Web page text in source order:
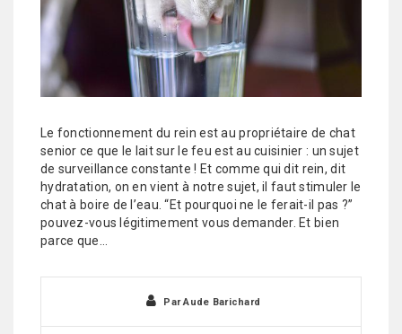
Le fonctionnement du rein est au propriétaire de chat
senior ce que le lait sur le feu est au cuisinier : un sujet
de surveillance constante ! Et comme qui dit rein, dit
hydratation, on en vient à notre sujet, il faut stimuler le
chat à boire de l’eau. “Et pourquoi ne le ferait-il pas ?”
pouvez-vous légitimement vous demander. Et bien
parce que…
ParAude Barichard